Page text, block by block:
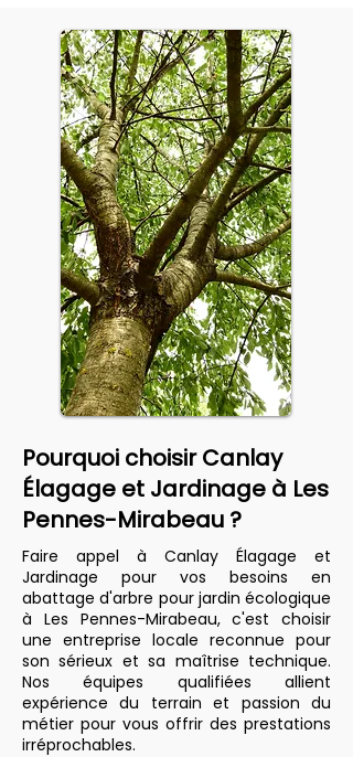
Pourquoi choisir Canlay
Élagage et Jardinage à Les
Pennes-Mirabeau ?
Faire appel à Canlay Élagage et
Jardinage pour vos besoins en
abattage d'arbre pour jardin écologique
à Les Pennes-Mirabeau, c'est choisir
une entreprise locale reconnue pour
son sérieux et sa maîtrise technique.
Nos équipes qualifiées allient
expérience du terrain et passion du
métier pour vous offrir des prestations
irréprochables.